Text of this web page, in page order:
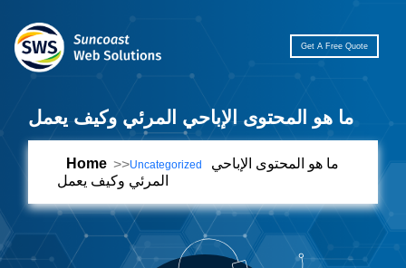
Get A Free Quote
ما هو المحتوى الإباحي المرئي وكيف يعمل
Home Uncategorized
ما هو المحتوى الإباحي
المرئي وكيف يعمل